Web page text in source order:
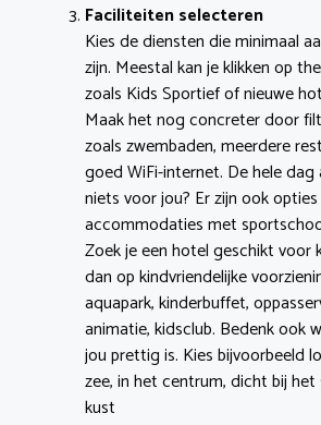
Faciliteiten selecteren
Kies de diensten die minimaal
zijn. Meestal kan je klikken op
zoals Kids Sportief of nieuwe
Maak het nog concreter door
zoals zwembaden, meerdere
goed WiFi-internet. De hele
niets voor jou? Er zijn ook
accommodaties met
Zoek je een hotel geschikt voor
dan op kindvriendelijke
aquapark, kinderbuffet,
animatie, kidsclub. Bedenk ook
jou prettig is. Kies bijvoorbeeld
zee, in het centrum, dicht bij
kust